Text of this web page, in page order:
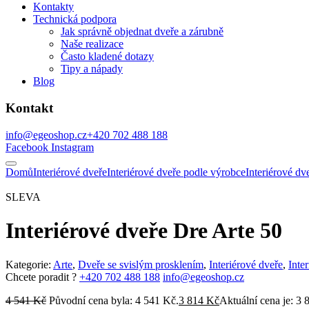
Kontakty
Technická podpora
Jak správně objednat dveře a zárubně
Naše realizace
Často kladené dotazy
Tipy a nápady
Blog
Kontakt
info@egeoshop.cz+420 702 488 188
Facebook Instagram
DomůInteriérové dveřeInteriérové dveře podle výrobceInteriérové
SLEVA
Interiérové dveře Dre Arte 50
Kategorie: Arte, Dveře se svislým prosklením, Interiérové dveře,
Chcete poradit ? +420 702 488 188 info@egeoshop.cz
4 541Kč Původní cena byla: 4 541 Kč.3 814 KčAktuální cena je: 3